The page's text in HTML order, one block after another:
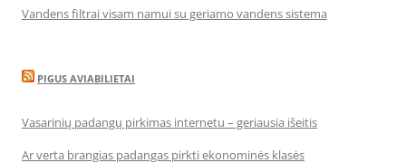
Vandens filtrai visam namui su geriamo vandens sistema
PIGUS AVIABILIETAI
Vasarinių padangų pirkimas internetu – geriausia išeitis
Ar verta brangias padangas pirkti ekonominės klasės